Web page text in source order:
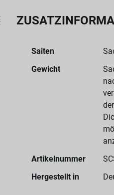
Saiten
Gewicht
Artikelnummer
Hergestellt in